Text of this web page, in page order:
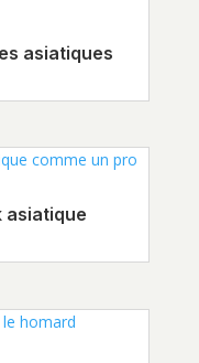
asiatiques
asiatique